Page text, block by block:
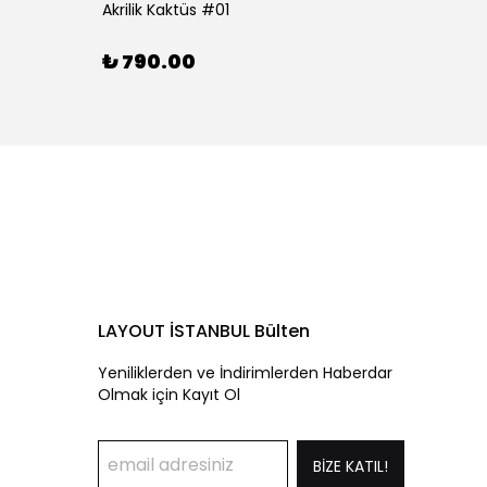
Akrilik Kaktüs #01
₺ 790.00
LAYOUT İSTANBUL Bülten
Yeniliklerden ve İndirimlerden Haberdar
Olmak için Kayıt Ol
BİZE KATIL!